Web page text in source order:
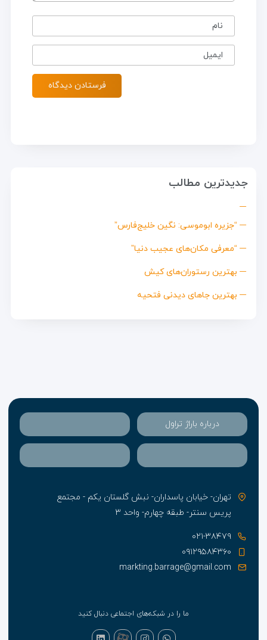
نام
ایمیل
جدیدترین مطالب
“جزیره ابوموسی: نگین خلیج‌فارس”
“معرفی مکان‌های عجیب دنیا”
بهترین رستوران‌های کیش
بهترین جاهای دیدنی فتحیه
درباره باراژ تراول
تهران- خیابان پاسداران- نبش گلستان یکم - مجتمع
پریس سنتر- طبقه چهارم- واحد ۳
۰۲۱-۳۸۴۷۹
۰۹۱۲۹۵۸۴۳۶۰
markting.barrage@gmail.com
ما را در شبکه‌های اجتماعی دنبال کنید